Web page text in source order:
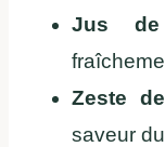
Jus
Zeste
saveur